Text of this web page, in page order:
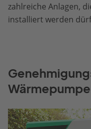
zahlreiche Anlagen,
installiert werden